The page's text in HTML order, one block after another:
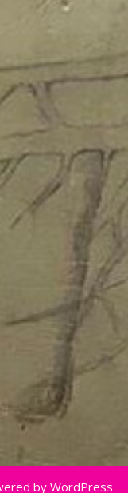
by WordPress